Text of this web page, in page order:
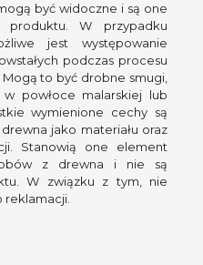
być widoczne i są one
produktu. W przypadku
jest występowanie
podczas procesu
to być drobne smugi,
powłoce malarskiej lub
wymienione cechy są
jako materiału oraz
Stanowią one element
z drewna i nie są
W związku z tym, nie